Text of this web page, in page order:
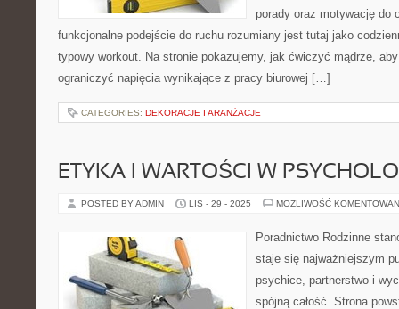
porady oraz motywację do
funkcjonalne podejście do ruchu rozumiany jest tutaj jako
typowy workout. Na stronie pokazujemy, jak ćwiczyć mądrze,
ograniczyć napięcia wynikające z pracy biurowej […]
CATEGORIES: DEKORACJE I ARANŻACJE
ETYKA I WARTOŚCI W
POSTED BY ADMIN LIS - 29 - 2025 MOŻLIWOŚĆ
Poradnictwo Rodzinne
staje się najważniejszym
psychice, partnerstwo i
spójną całość. Strona